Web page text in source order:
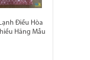
Điều Hòa
Hãng Mẫu